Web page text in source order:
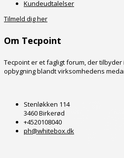
Kundeudtalelser
Tilmeld dig her
Om Tecpoint
Tecpoint er et fagligt forum, der
opbygning blandt virksomhedens
Stenløkken 114
3460 Birkerød
+4520108040
ph@whitebox.dk